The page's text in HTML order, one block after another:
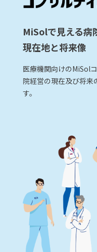
MiSolで見える病
現在地と将来像
医療機関向けのMiSol
院経営の現在及び将来
す。